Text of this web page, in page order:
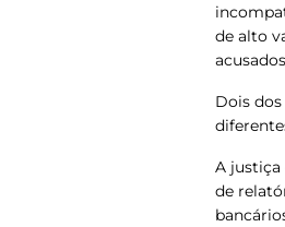
de alto
Dois
A justiça
de